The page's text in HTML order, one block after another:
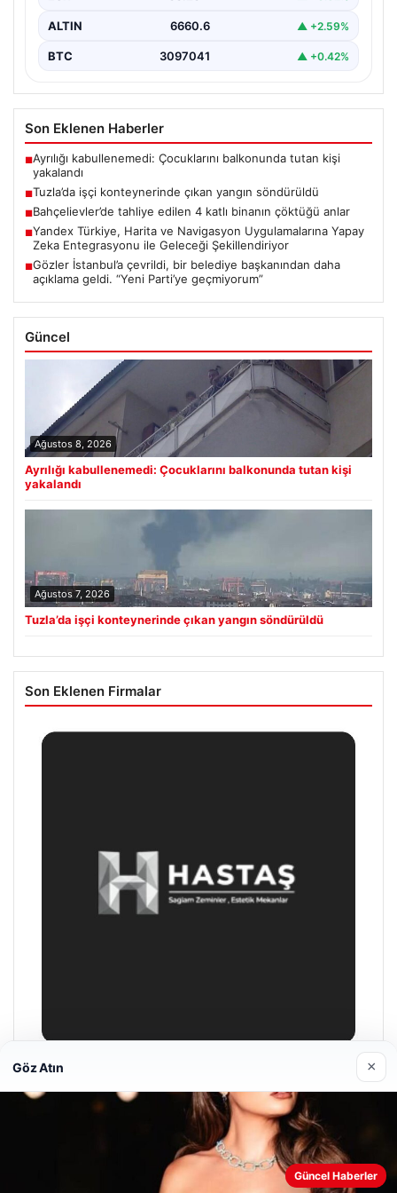
ALTIN 6660.6 ▲ +2.59%
BTC 3097041 ▲ +0.42%
Son Eklenen Haberler
■Ayrılığı kabullenemedi: Çocuklarını balkonunda tutan kişi
yakalandı
■Tuzla’da işçi konteynerinde çıkan yangın söndürüldü
■Bahçelievler’de tahliye edilen 4 katlı binanın çöktüğü anlar
■Yandex Türkiye, Harita ve Navigasyon Uygulamalarına Yapay
Zeka Entegrasyonu ile Geleceği Şekillendiriyor
■Gözler İstanbul’a çevrildi, bir belediye başkanından daha
açıklama geldi. “Yeni Parti’ye geçmiyorum”
Güncel
Ağustos 8, 2026
Ayrılığı kabullenemedi: Çocuklarını balkonunda tutan kişi
yakalandı
Ağustos 7, 2026
Tuzla’da işçi konteynerinde çıkan yangın söndürüldü
Son Eklenen Firmalar
Nisan 28, 2026
Web sitemizi nasıl kullandığınızı daha iyi anlayabilmek,
Göz Atın ×
Güncel Haberler